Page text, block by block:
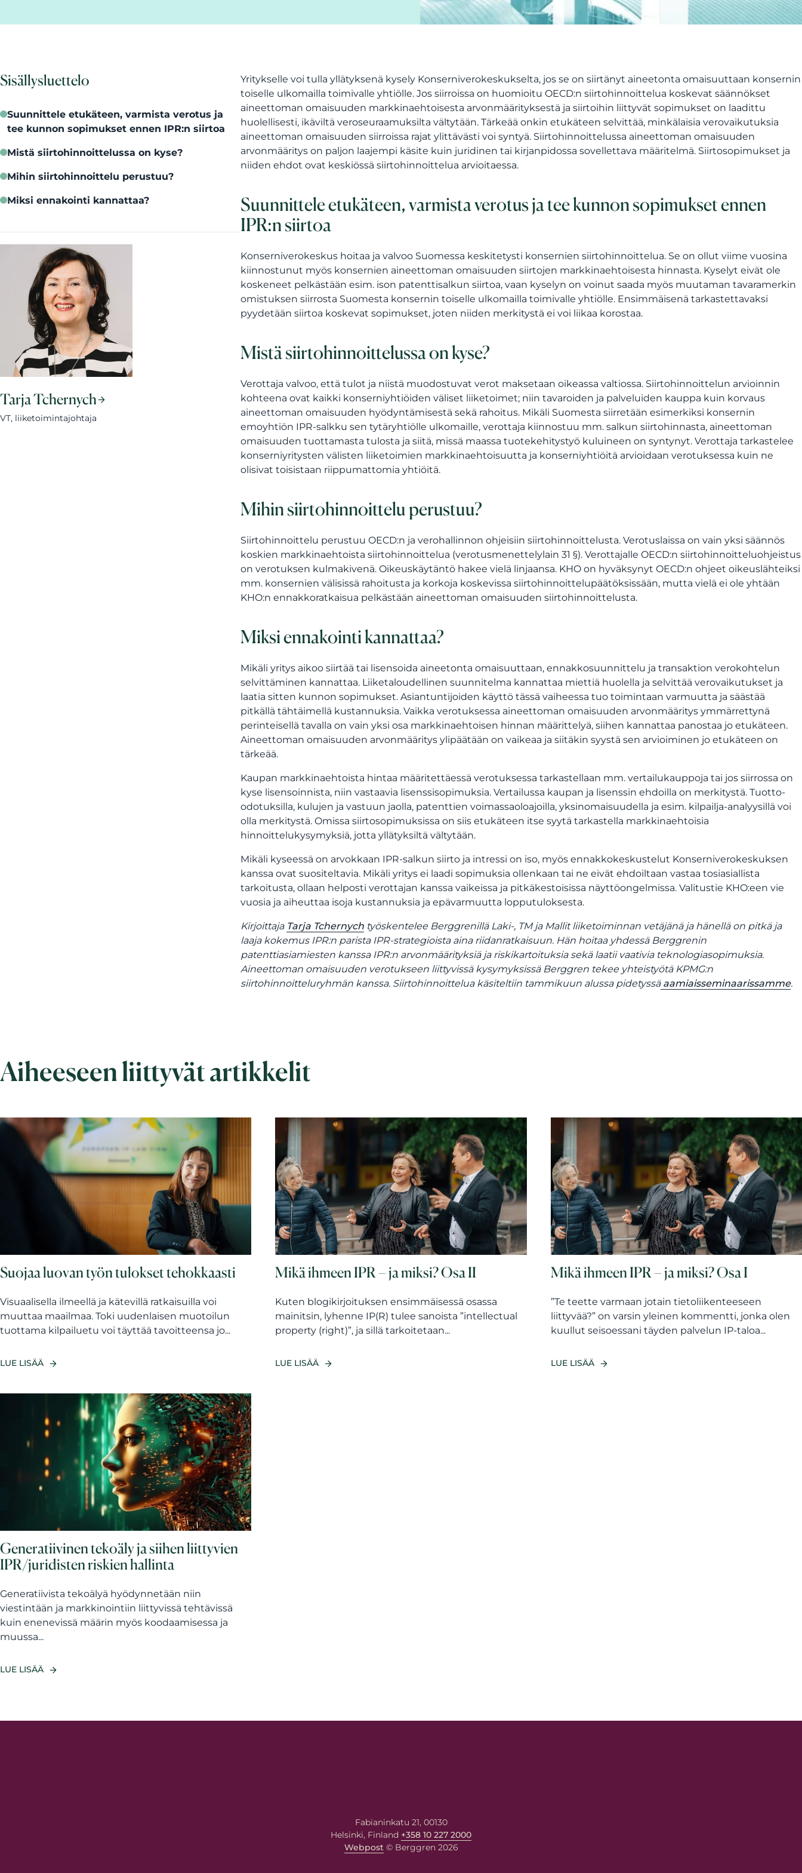
Sisällysluettelo
Suunnittele etukäteen, varmista verotus ja
tee kunnon sopimukset ennen IPR:n siirtoa
Mistä siirtohinnoittelussa on kyse?
Mihin siirtohinnoittelu perustuu?
Miksi ennakointi kannattaa?
Tarja Tchernych
VT, liiketoimintajohtaja
Yritykselle voi tulla yllätyksenä kysely Konserniverokeskukselta, jos se on siirtänyt aineetonta omaisuuttaan konsernin
toiselle ulkomailla toimivalle yhtiölle. Jos siirroissa on huomioitu OECD:n siirtohinnoittelua koskevat säännökset
aineettoman omaisuuden markkinaehtoisesta arvonmäärityksestä ja siirtoihin liittyvät sopimukset on laadittu
huolellisesti, ikäviltä veroseuraamuksilta vältytään. Tärkeää onkin etukäteen selvittää, minkälaisia verovaikutuksia
aineettoman omaisuuden siirroissa rajat ylittävästi voi syntyä. Siirtohinnoittelussa aineettoman omaisuuden
arvonmääritys on paljon laajempi käsite kuin juridinen tai kirjanpidossa sovellettava määritelmä. Siirtosopimukset ja
niiden ehdot ovat keskiössä siirtohinnoittelua arvioitaessa.
Suunnittele etukäteen, varmista verotus ja tee kunnon sopimukset ennen
IPR:n siirtoa
Konserniverokeskus hoitaa ja valvoo Suomessa keskitetysti konsernien siirtohinnoittelua. Se on ollut viime vuosina
kiinnostunut myös konsernien aineettoman omaisuuden siirtojen markkinaehtoisesta hinnasta. Kyselyt eivät ole
koskeneet pelkästään esim. ison patenttisalkun siirtoa, vaan kyselyn on voinut saada myös muutaman tavaramerkin
omistuksen siirrosta Suomesta konsernin toiselle ulkomailla toimivalle yhtiölle. Ensimmäisenä tarkastettavaksi
pyydetään siirtoa koskevat sopimukset, joten niiden merkitystä ei voi liikaa korostaa.
Mistä siirtohinnoittelussa on kyse?
Verottaja valvoo, että tulot ja niistä muodostuvat verot maksetaan oikeassa valtiossa. Siirtohinnoittelun arvioinnin
kohteena ovat kaikki konserniyhtiöiden väliset liiketoimet; niin tavaroiden ja palveluiden kauppa kuin korvaus
aineettoman omaisuuden hyödyntämisestä sekä rahoitus. Mikäli Suomesta siirretään esimerkiksi konsernin
emoyhtiön IPR-salkku sen tytäryhtiölle ulkomaille, verottaja kiinnostuu mm. salkun siirtohinnasta, aineettoman
omaisuuden tuottamasta tulosta ja siitä, missä maassa tuotekehitystyö kuluineen on syntynyt. Verottaja tarkastelee
konserniyritysten välisten liiketoimien markkinaehtoisuutta ja konserniyhtiöitä arvioidaan verotuksessa kuin ne
olisivat toisistaan riippumattomia yhtiöitä.
Mihin siirtohinnoittelu perustuu?
Siirtohinnoittelu perustuu OECD:n ja verohallinnon ohjeisiin siirtohinnoittelusta. Verotuslaissa on vain yksi säännös
koskien markkinaehtoista siirtohinnoittelua (verotusmenettelylain 31 §). Verottajalle OECD:n siirtohinnoitteluohjeistus
on verotuksen kulmakivenä. Oikeuskäytäntö hakee vielä linjaansa. KHO on hyväksynyt OECD:n ohjeet oikeuslähteiksi
mm. konsernien välisissä rahoitusta ja korkoja koskevissa siirtohinnoittelupäätöksissään, mutta vielä ei ole yhtään
KHO:n ennakkoratkaisua pelkästään aineettoman omaisuuden siirtohinnoittelusta.
Miksi ennakointi kannattaa?
Mikäli yritys aikoo siirtää tai lisensoida aineetonta omaisuuttaan, ennakkosuunnittelu ja transaktion verokohtelun
selvittäminen kannattaa. Liiketaloudellinen suunnitelma kannattaa miettiä huolella ja selvittää verovaikutukset ja
laatia sitten kunnon sopimukset. Asiantuntijoiden käyttö tässä vaiheessa tuo toimintaan varmuutta ja säästää
pitkällä tähtäimellä kustannuksia. Vaikka verotuksessa aineettoman omaisuuden arvonmääritys ymmärrettynä
perinteisellä tavalla on vain yksi osa markkinaehtoisen hinnan määrittelyä, siihen kannattaa panostaa jo etukäteen.
Aineettoman omaisuuden arvonmääritys ylipäätään on vaikeaa ja siitäkin syystä sen arvioiminen jo etukäteen on
tärkeää.
Kaupan markkinaehtoista hintaa määritettäessä verotuksessa tarkastellaan mm. vertailukauppoja tai jos siirrossa on
kyse lisensoinnista, niin vastaavia lisenssisopimuksia. Vertailussa kaupan ja lisenssin ehdoilla on merkitystä. Tuotto-
odotuksilla, kulujen ja vastuun jaolla, patenttien voimassaoloajoilla, yksinomaisuudella ja esim. kilpailja-analyysillä voi
olla merkitystä. Omissa siirtosopimuksissa on siis etukäteen itse syytä tarkastella markkinaehtoisia
hinnoittelukysymyksiä, jotta yllätyksiltä vältytään.
Mikäli kyseessä on arvokkaan IPR-salkun siirto ja intressi on iso, myös ennakkokeskustelut Konserniverokeskuksen
kanssa ovat suositeltavia. Mikäli yritys ei laadi sopimuksia ollenkaan tai ne eivät ehdoiltaan vastaa tosiasiallista
tarkoitusta, ollaan helposti verottajan kanssa vaikeissa ja pitkäkestoisissa näyttöongelmissa. Valitustie KHO:een vie
vuosia ja aiheuttaa isoja kustannuksia ja epävarmuutta lopputuloksesta.
Kirjoittaja Tarja Tchernych työskentelee Berggrenillä Laki-, TM ja Mallit liiketoiminnan vetäjänä ja hänellä on pitkä ja
laaja kokemus IPR:n parista IPR-strategioista aina riidanratkaisuun. Hän hoitaa yhdessä Berggrenin
patenttiasiamiesten kanssa IPR:n arvonmäärityksiä ja riskikartoituksia sekä laatii vaativia teknologiasopimuksia.
Aineettoman omaisuuden verotukseen liittyvissä kysymyksissä Berggren tekee yhteistyötä KPMG:n
siirtohinnoitteluryhmän kanssa. Siirtohinnoittelua käsiteltiin tammikuun alussa pidetyssäaamiaisseminaarissamme.
Aiheeseen liittyvät artikkelit
Suojaa luovan työn tulokset tehokkaasti
Visuaalisella ilmeellä ja kätevillä ratkaisuilla voi
muuttaa maailmaa. Toki uudenlaisen muotoilun
tuottama kilpailuetu voi täyttää tavoitteensa jo...
LUE LISÄÄ
Mikä ihmeen IPR – ja miksi? Osa II
Kuten blogikirjoituksen ensimmäisessä osassa
mainitsin, lyhenne IP(R) tulee sanoista ”intellectual
property (right)”, ja sillä tarkoitetaan...
LUE LISÄÄ
Mikä ihmeen IPR – ja miksi? Osa I
”Te teette varmaan jotain tietoliikenteeseen
liittyvää?” on varsin yleinen kommentti, jonka olen
kuullut seisoessani täyden palvelun IP-taloa...
LUE LISÄÄ
Generatiivinen tekoäly ja siihen liittyvien
IPR/juridisten riskien hallinta
Generatiivista tekoälyä hyödynnetään niin
viestintään ja markkinointiin liittyvissä tehtävissä
kuin enenevissä määrin myös koodaamisessa ja
muussa...
LUE LISÄÄ
Fabianinkatu 21, 00130
Helsinki, Finland +358 10 227 2000
Webpost© Berggren 2026